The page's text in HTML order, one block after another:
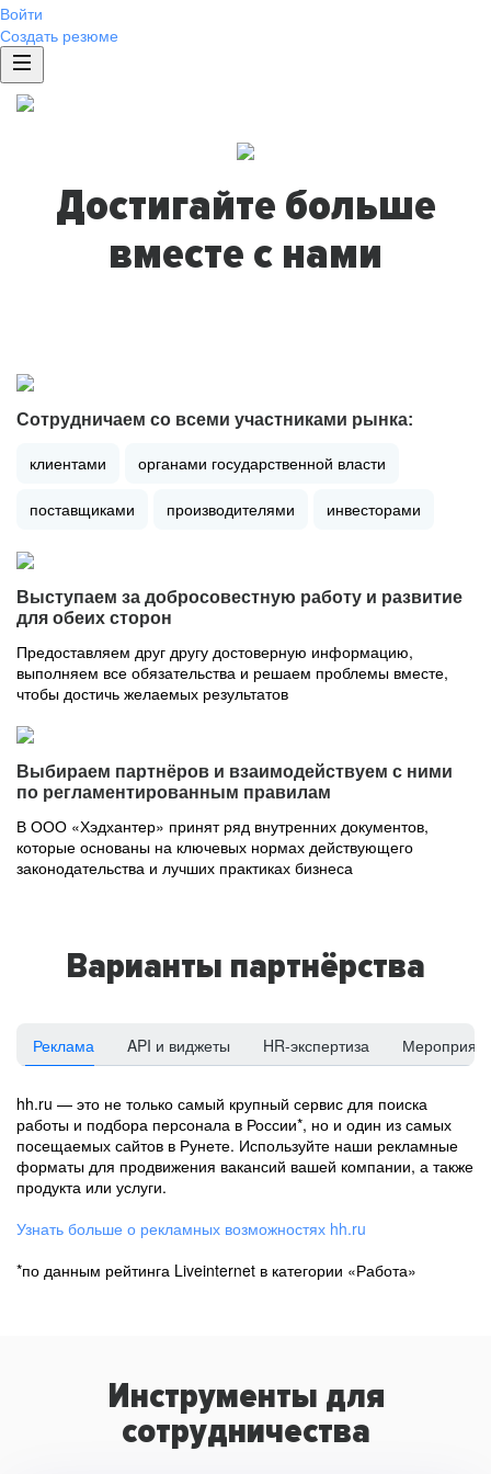
Войти
Создать резюме
Достигайте больше
вместе с нами
Сотрудничаем со всеми участниками рынка:
клиентами органами государственной власти
поставщиками производителями инвесторами
Выступаем за добросовестную работу и развитие
для обеих сторон
Предоставляем друг другу достоверную информацию,
выполняем все обязательства и решаем проблемы вместе,
чтобы достичь желаемых результатов
Выбираем партнёров и взаимодействуем с ними
по регламентированным правилам
В ООО «Хэдхантер» принят ряд внутренних документов,
которые основаны на ключевых нормах действующего
законодательства и лучших практиках бизнеса
Варианты партнёрства
Реклама API и виджеты HR-экспертиза
hh.ru — это не только самый крупный сервис для поиска
работы и подбора персонала в России*, но и один из самых
посещаемых сайтов в Рунете. Используйте наши рекламные
форматы для продвижения вакансий вашей компании, а также
продукта или услуги.
Узнать больше о рекламных возможностях hh.ru
*по данным рейтинга Liveinternet в категории «Работа»
Инструменты для
сотрудничества